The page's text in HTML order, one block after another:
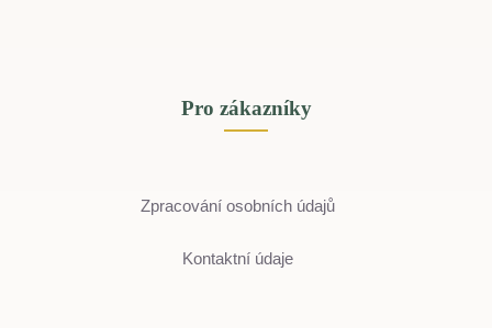
Pro zákazníky
Zpracování osobních údajů
Kontaktní údaje